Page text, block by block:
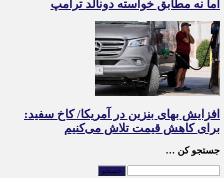
اما نه مطابق خواسته دونالد ترامپ
افزایش بهای بنزین در آمریکا/ کاخ سفید:
برای کاهش قیمت تلاش می‌کنیم
جستجو کن …